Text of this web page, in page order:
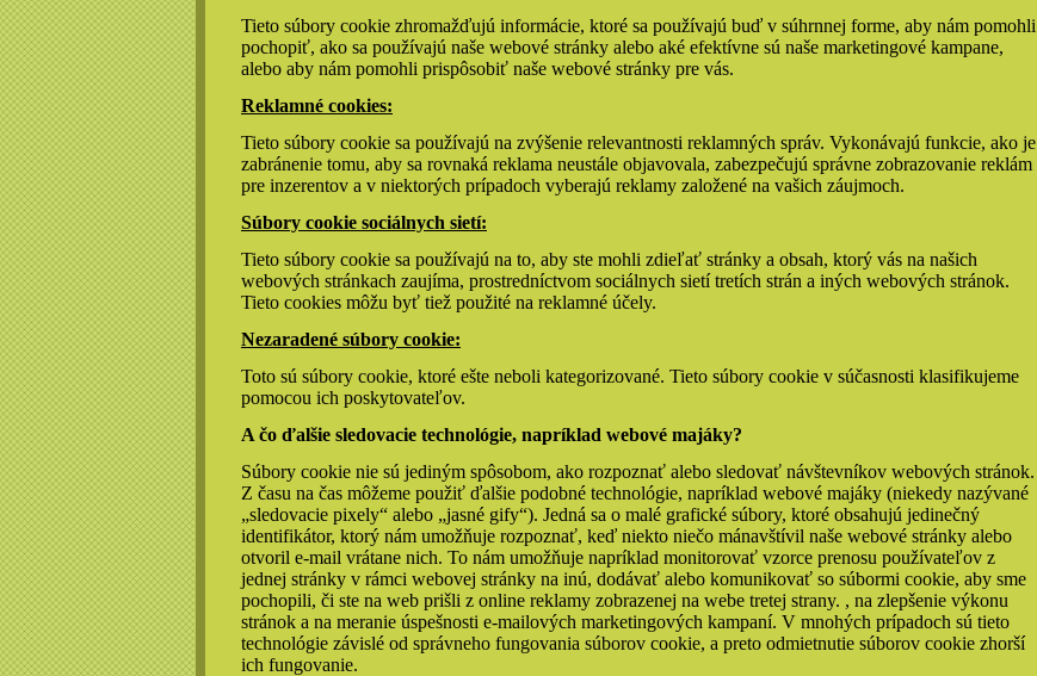
Tieto súbory cookie zhromažďujú informácie, ktoré sa používajú buď v súhrnnej forme, aby nám pomohli
pochopiť, ako sa používajú naše webové stránky alebo aké efektívne sú naše marketingové kampane,
alebo aby nám pomohli prispôsobiť naše webové stránky pre vás.
Reklamné cookies:
Tieto súbory cookie sa používajú na zvýšenie relevantnosti reklamných správ. Vykonávajú funkcie, ako je
zabránenie tomu, aby sa rovnaká reklama neustále objavovala, zabezpečujú správne zobrazovanie reklám
pre inzerentov a v niektorých prípadoch vyberajú reklamy založené na vašich záujmoch.
Súbory cookie sociálnych sietí:
Tieto súbory cookie sa používajú na to, aby ste mohli zdieľať stránky a obsah, ktorý vás na našich
webových stránkach zaujíma, prostredníctvom sociálnych sietí tretích strán a iných webových stránok.
Tieto cookies môžu byť tiež použité na reklamné účely.
Nezaradené súbory cookie:
Toto sú súbory cookie, ktoré ešte neboli kategorizované. Tieto súbory cookie v súčasnosti klasifikujeme
pomocou ich poskytovateľov.
A čo ďalšie sledovacie technológie, napríklad webové majáky?
Súbory cookie nie sú jediným spôsobom, ako rozpoznať alebo sledovať návštevníkov webových stránok.
Z času na čas môžeme použiť ďalšie podobné technológie, napríklad webové majáky (niekedy nazývané
„sledovacie pixely“ alebo „jasné gify“). Jedná sa o malé grafické súbory, ktoré obsahujú jedinečný
identifikátor, ktorý nám umožňuje rozpoznať, keď niekto niečo mánavštívil naše webové stránky alebo
otvoril e-mail vrátane nich. To nám umožňuje napríklad monitorovať vzorce prenosu používateľov z
jednej stránky v rámci webovej stránky na inú, dodávať alebo komunikovať so súbormi cookie, aby sme
pochopili, či ste na web prišli z online reklamy zobrazenej na webe tretej strany. , na zlepšenie výkonu
stránok a na meranie úspešnosti e-mailových marketingových kampaní. V mnohých prípadoch sú tieto
technológie závislé od správneho fungovania súborov cookie, a preto odmietnutie súborov cookie zhorší
ich fungovanie.